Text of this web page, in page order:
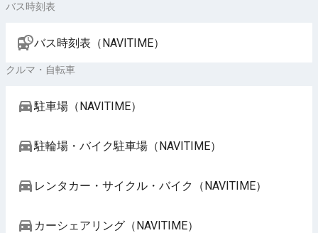
バス時刻表
バス時刻表（NAVITIME）
クルマ・自転車
駐車場（NAVITIME）
駐輪場・バイク駐車場（NAVITIME）
レンタカー・サイクル・バイク（NAVITIME）
カーシェアリング（NAVITIME）